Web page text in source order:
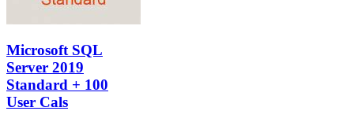
Microsoft SQL
Server 2019
Standard + 100
User Cals